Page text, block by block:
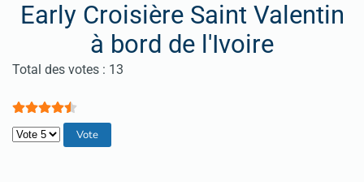
Early Croisière Saint Valentin
à bord de l'Ivoire
Vote utilisateur:4.5/
Total des votes : 13
Veuillez voter